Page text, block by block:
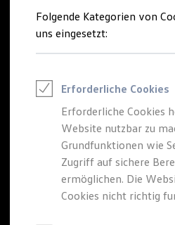
Saisonangebote
Reifenpakete
Leasing
Leasing-Angebote
Elektroauto Leasing
Kleinwagen-
Leasing ohne
Finanzierung
Autokredit mit
Versicherungen und
Kfz-Versicherung
Garantien
Folgende Kategorien von
uns eingesetzt:
Erforderliche Cookies
Erforderliche Cookies
Website nutzbar zu
Grundfunktionen wie
Zugriff auf sichere
ermöglichen. Die
Cookies nicht richtig